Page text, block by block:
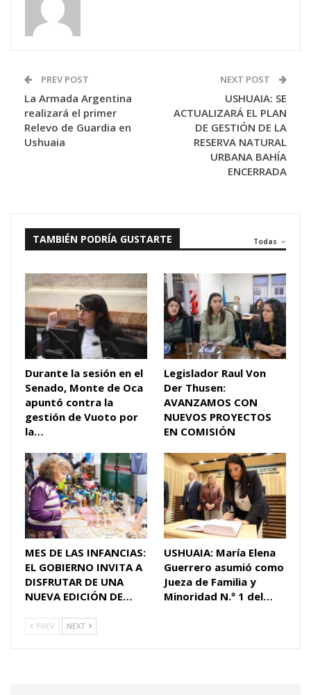
PREV POST
La Armada Argentina
realizará el primer
Relevo de Guardia en
Ushuaia
NEXT POST
USHUAIA: SE
ACTUALIZARÁ EL PLAN
DE GESTIÓN DE LA
RESERVA NATURAL
URBANA BAHÍA
ENCERRADA
Todas
TAMBIÉN PODRÍA GUSTARTE
Durante la sesión en el
Senado, Monte de Oca
apuntó contra la
gestión de Vuoto por
la…
Legislador Raul Von
Der Thusen:
AVANZAMOS CON
NUEVOS PROYECTOS
EN COMISIÓN
MES DE LAS INFANCIAS:
EL GOBIERNO INVITA A
DISFRUTAR DE UNA
NUEVA EDICIÓN DE…
USHUAIA: María Elena
Guerrero asumió como
Jueza de Familia y
Minoridad N.º 1 del…
PREV NEXT